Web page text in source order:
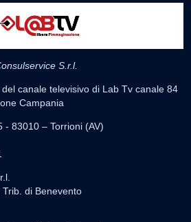
S.r.l.
canale televisivo di Lab Tv canale 84
Campania
- 83010 – Torrioni (AV)
di Benevento